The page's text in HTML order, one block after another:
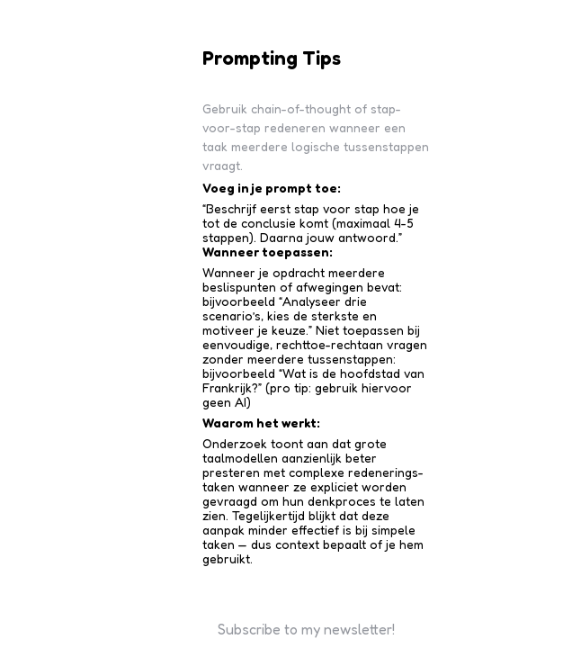
Prompting Tips
Gebruik chain-of-thought of stap-
voor-stap redeneren wanneer een
taak meerdere logische tussenstappen
vraagt.
Voeg in je prompt toe:
“Beschrijf eerst stap voor stap hoe je
tot de conclusie komt (maximaal 4-5
stappen). Daarna jouw antwoord.”
Wanneer toepassen:
Wanneer je opdracht meerdere
beslispunten of afwegingen bevat:
bijvoorbeeld “Analyseer drie
scenario’s, kies de sterkste en
motiveer je keuze.” Niet toepassen bij
eenvoudige, rechttoe-recht­aan vragen
zonder meerdere tussen­stappen:
bijvoorbeeld “Wat is de hoofdstad van
Frankrijk?” (pro tip: gebruik hiervoor
geen AI)
Waarom het werkt:
Onderzoek toont aan dat grote
taalmodellen aanzienlijk beter
presteren met complexe redenerings­
taken wanneer ze expliciet worden
gevraagd om hun denkproces te laten
zien. Tegelijkertijd blijkt dat deze
aanpak minder effectief is bij simpele
taken — dus context bepaalt of je hem
gebruikt.
Subscribe to my newsletter!